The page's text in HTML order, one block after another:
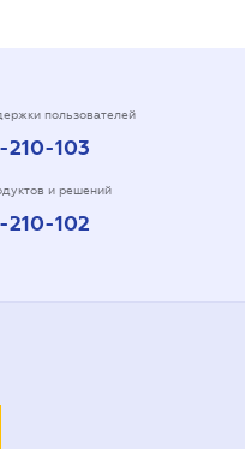
пользователей
103
и решений
102